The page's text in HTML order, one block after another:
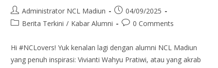
Administrator NCL Madiun
04/09/2025
Berita Terkini / Kabar Alumni 0 Comments
Hi #NCLovers! Yuk kenalan lagi dengan alumni NCL Madiun
yang penuh inspirasi: Vivianti Wahyu Pratiwi, atau yang akrab